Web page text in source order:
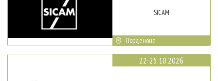
SICAM
Порденоне
22-25.10.2026